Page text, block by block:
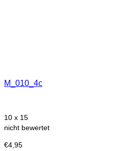
M_010_4c
10 x 15
nicht bewertet
€4,95